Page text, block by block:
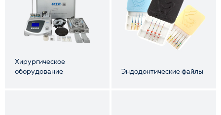
Диагностический инструментарий — зеркала, зонды,
пинцеты.
Терапевтические наборы — боры, наконечники,
экскаваторы.
Ортодонтические системы — брекеты, дуги, лигатуры.
Зуботехнические материалы — воски, слепочные массы,
абразивные инструменты.
Хирургическое
оборудование
Эндодонтические файлы